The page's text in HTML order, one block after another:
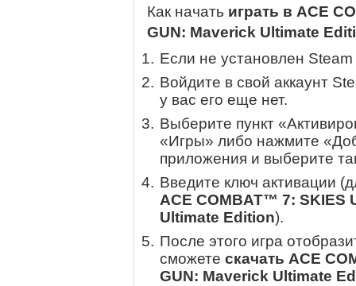
Как начать играть в ACE
GUN: Maverick Ultimate
Если не установлен
Войдите в свой аккаунт
у вас его еще нет.
Выберите пункт
«Игры» либо нажмите
приложения и выберите
Введите ключ активации
ACE COMBAT™ 7: SKIES
Ultimate Edition).
После этого игра
сможете скачать ACE
GUN: Maverick Ultimate